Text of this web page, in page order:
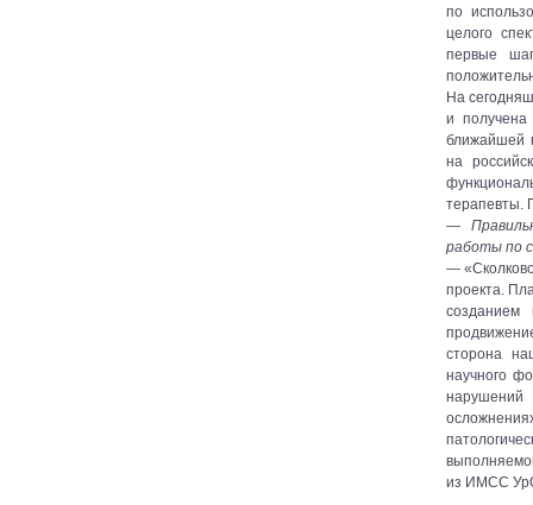
по
целого
первые
На
и получена
ближайшей
на
терапевты.
—
работы по
—
проекта.
сторона
научного
из ИМСС